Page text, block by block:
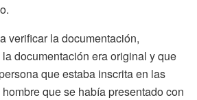
verificar la documentación,
documentación era original y que
que estaba inscrita en las
que se había presentado con